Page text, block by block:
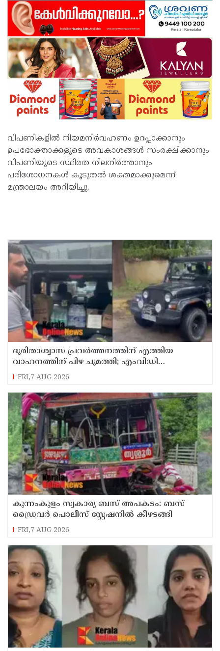
വിപണികളില്‍ നിയമനിര്‍വഹണം ഉറപ്പാക്കാനും
ഉപഭോക്താക്കളുടെ അവകാശങ്ങള്‍ സംരക്ഷിക്കാനും
വിപണിയുടെ സ്ഥിരത നിലനിര്‍ത്താനും
പരിശോധനകള്‍ കൂടുതല്‍ ശക്തമാക്കുമെന്ന്
മന്ത്രാലയം അറിയിച്ചു.
ദുരിതാശ്വാസ പ്രവർത്തനത്തിന് എത്തിയ
വാഹനത്തിന് പിഴ ചുമത്തി; എംവിഡി
ഉദ്യോഗസ്ഥന് സസ്പെൻഷൻ
FRI,7 AUG 2026
കുന്നംകുളം സ്വകാര്യ ബസ് അപകടം: ബസ്
ഡ്രൈവർ പൊലീസ് സ്റ്റേഷനിൽ കീഴടങ്ങി
FRI,7 AUG 2026